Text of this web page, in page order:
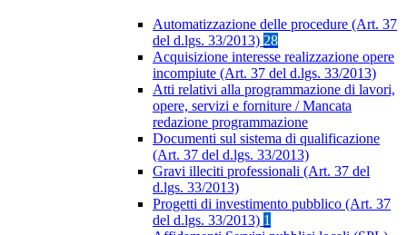
Automatizzazione delle procedure (Art. 37
del d.lgs. 33/2013) 28
Acquisizione interesse realizzazione opere
incompiute (Art. 37 del d.lgs. 33/2013)
Atti relativi alla programmazione di lavori,
opere, servizi e forniture / Mancata
redazione programmazione
Documenti sul sistema di qualificazione
(Art. 37 del d.lgs. 33/2013)
Gravi illeciti professionali (Art. 37 del
d.lgs. 33/2013)
Progetti di investimento pubblico (Art. 37
del d.lgs. 33/2013) 1